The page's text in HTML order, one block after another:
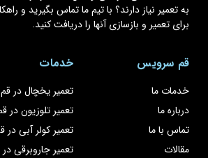
به تعمیر نیاز دارند؟ با تیم ما تماس بگیرید و
برای تعمیر و بازسازی آنها را دریافت کنید.
قم سرویس
خدمات ما
درباره ما
تماس با ما
مقالات
خدمات
تعمیر یخچال در قم
تعمیر تلوزیون در
تعمیر کولر آبی در
تعمیر جاروبرقی